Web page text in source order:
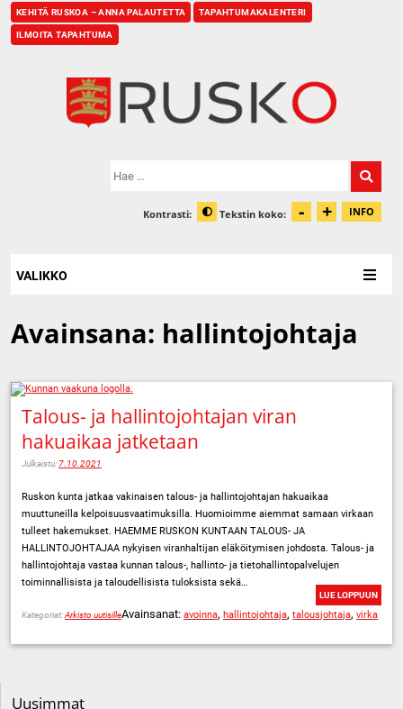
KEHITÄ RUSKOA – ANNA PALAUTETTA TAPAHTUMAKALENTERI
ILMOITA TAPAHTUMA
Hae:
Kontrasti: Muuta kontrastia
Tekstin koko: - + INFO
VALIKKO
Avainsana: hallintojohtaja
Talous- ja hallintojohtajan viran
hakuaikaa jatketaan
Julkaistu: 7.10.2021
Ruskon kunta jatkaa vakinaisen talous- ja hallintojohtajan hakuaikaa
muuttuneilla kelpoisuusvaatimuksilla. Huomioimme aiemmat samaan virkaan
tulleet hakemukset. HAEMME RUSKON KUNTAAN TALOUS- JA
HALLINTOJOHTAJAA nykyisen viranhaltijan eläköitymisen johdosta. Talous- ja
hallintojohtaja vastaa kunnan talous-, hallinto- ja tietohallintopalvelujen
toiminnallisista ja taloudellisista tuloksista sekä…
LUE LOPPUUN
Kategoriat:Arkisto uutisilleAvainsanat: avoinna, hallintojohtaja, talousjohtaja, virka
Uusimmat